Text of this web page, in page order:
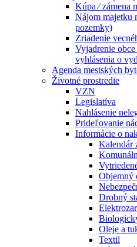
Kúpa ⁄ zámena
Nájom majetku
pozemky)
Zriadenie
Vyjadrenie
vyhlásenia o
Agenda mestských
Životné prostredie
VZN
Legislatíva
Nahlásenie
Prideľovanie
Informácie o
Kalendár
Objemný
Drobný
Oleje a
Textil